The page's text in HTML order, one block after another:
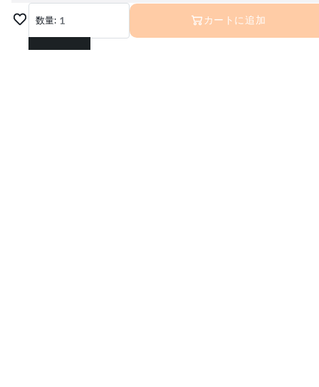
数量: 1
1
カートに追加